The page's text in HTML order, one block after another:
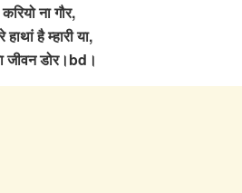
करियो ना गौर,
हाथां है म्हारी या,
जीवन डोर।bd।